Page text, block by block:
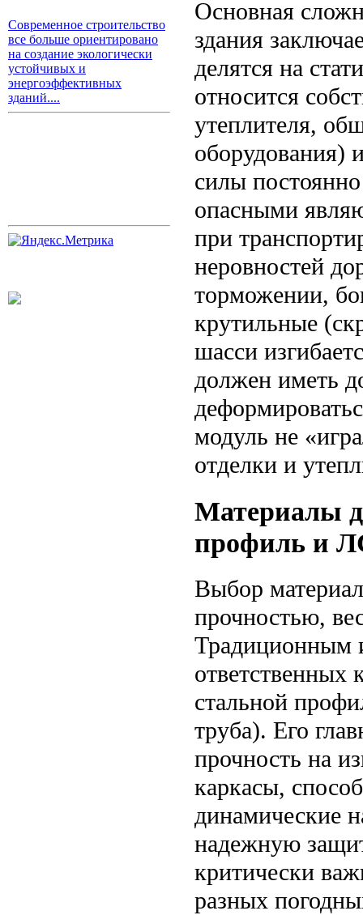
Современное строительство
все больше ориентировано
на создание экологически
устойчивых и
энергоэффективных
зданий....
Основная
здания
делятся на
относится
утеплителя,
оборудования)
силы
опасными
при
неровностей
торможении,
крутильные
шасси
должен иметь
модуль не
отделки и
Материалы
профиль и
Выбор
прочностью,
Традиционным
ответственных
стальной
труба). Его
прочность на
каркасы,
динамические
надежную
критически
разных